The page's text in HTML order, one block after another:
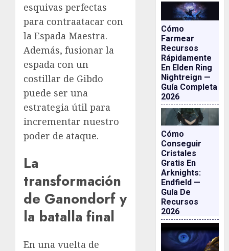
esquivas perfectas
para contraatacar con
la Espada Maestra.
Además, fusionar la
espada con un
costillar de Gibdo
puede ser una
estrategia útil para
incrementar nuestro
poder de ataque.
La
transformación
de Ganondorf y
la batalla final
En una vuelta de
Cómo
Farmear
Recursos
Rápidamente
En Elden Ring
Nightreign —
Guía Completa
2026
Cómo
Conseguir
Cristales
Gratis En
Arknights:
Endfield —
Guía De
Recursos
2026